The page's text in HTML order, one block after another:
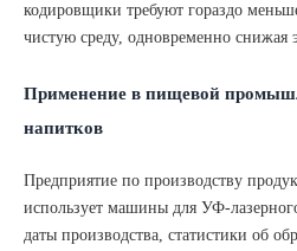
кодировщики требуют гораздо
чистую среду, одновременно снижая
Применение в пищевой
напитков
Предприятие по производству
использует машины для УФ-
даты производства, статистики об